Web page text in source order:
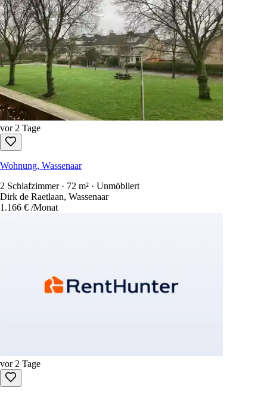
vor 2 Tage
Wohnung, Wassenaar
2 Schlafzimmer · 72 m² · Unmöbliert
Dirk de Raetlaan, Wassenaar
1.166 € /Monat
vor 2 Tage